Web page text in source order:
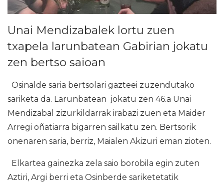
Unai Mendizabalek lortu zuen
txapela larunbatean Gabirian jokatu
zen bertso saioan
Osinalde saria bertsolari gazteei zuzendutako
sariketa da. Larunbatean jokatu zen 46.a Unai
Mendizabal zizurkildarrak irabazi zuen eta Maider
Arregi oñatiarra bigarren sailkatu zen. Bertsorik
onenaren saria, berriz, Maialen Akizuri eman zioten.
Elkartea gainezka zela saio borobila egin zuten
Aztiri, Argi berri eta Osinberde sariketetatik